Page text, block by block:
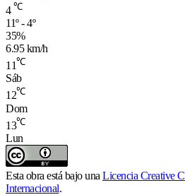
4 ℃
11º - 4º
35%
6.95 km/h
11℃
Sáb
12℃
Dom
13℃
Lun
Esta obra está bajo una Licencia Creative
Internacional.